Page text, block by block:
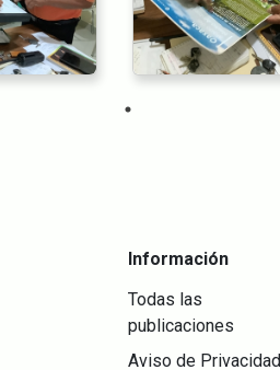
Información
Todas las
publicaciones
Aviso de Privacidad